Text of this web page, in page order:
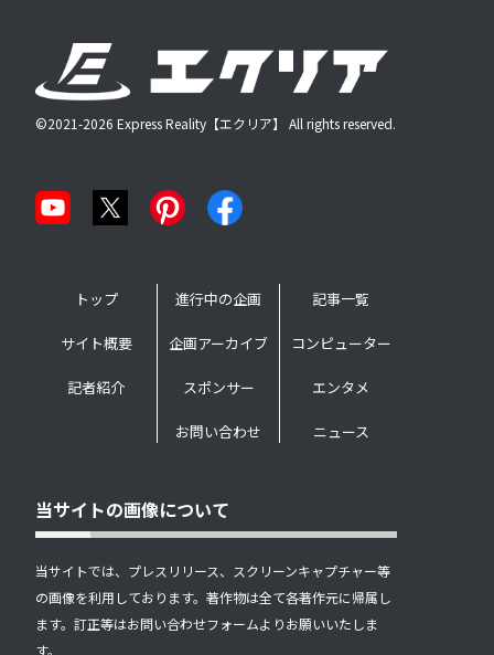
©2021-2026 Express Reality【エクリア】 All rights reserved.
トップ
サイト概要
記者紹介
進行中の企画
企画アーカイブ
スポンサー
お問い合わせ
記事一覧
コンピューター
エンタメ
ニュース
当サイトの画像について
当サイトでは、プレスリリース、スクリーンキャプチャー等
の画像を利用しております。著作物は全て各著作元に帰属し
ます。訂正等はお問い合わせフォームよりお願いいたしま
す。